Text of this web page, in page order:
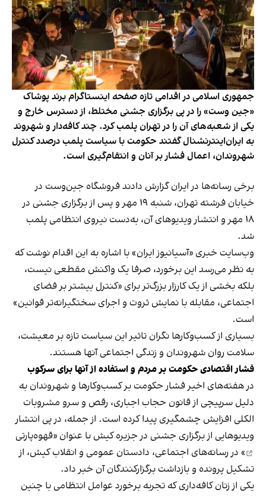
جمهوری اسلامی در اقدامی تازه صفحه اینستاگرام برند پوشاک
«جین وست» را در پی برگزاری جشنی مختلط، از دسترس خارج و
یکی از شعبه‌های آن را در تهران پلمب کرد. چند کافه‌‌دار و شهروند
به ایران‌اینترنشنال گفتند حکومت با سیاست پلمب درصدد کنترل
شهروندان، اعمال فشار بر آنان و انتقام‌گیری است.
برخی رسانه‌ها در ایران گزارش دادند فروشگاه جین‌وست در
خیابان فرشته تهران، شنبه ۱۹ مهر و پس از برگزاری جشنی در
۱۸ مهر و انتشار ویدیوهای آن، به‌دست نیروی انتظامی پلمب
شد.
وب‌سایت خبری «آسیانیوز ایران» با اشاره به این اقدام نوشت که
به نظر می‌رسد این برخورد، صرفا یک واکنش مقطعی نیست،
بلکه بخشی از یک کارزار بزرگ‌تر برای «کنترل بیشتر بر فضای
اجتماعی، مقابله با نمایش ثروت و اجرای سختگیرانه‌تر قوانین»
است.
بسیاری از کسب‌وکارها نگران تاثیر این سیاست‌ تازه بر معیشت،
سلامت روان شهروندان و زندگی اجتماعی آنها هستند.
فشار اقتصادی حکومت بر مردم و استفاده از آنها برای سرکوب
در هفته‌های اخیر فشار حکومت بر کسب‌وکارها و شهروندان به
دلیل سرپیچی از قانون حجاب اجباری، رقص و سرو مشروبات
الکلی افزایش چشمگیری پیدا کرده است. از جمله، در پی انتشار
ویدیوهایی از برگزاری جشنی در جزیره کیش با عنوان «قهوه‌پارتی
» در رسانه‌های اجتماعی، دادستان عمومی و انقلاب کیش، از
تشکیل پرونده و بازداشت برگزارکنندگان آن خبر داد.
یکی از زنان کافه‌داری که تجربه برخورد عوامل انتظامی با چنین